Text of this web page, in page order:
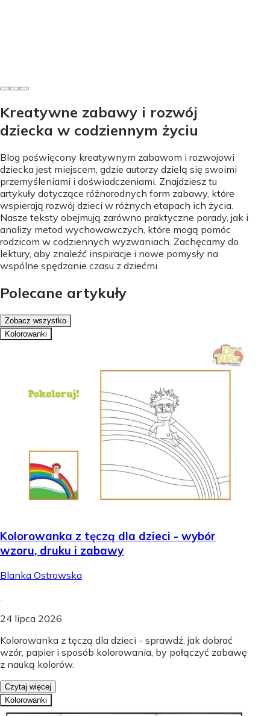
Kreatywne zabawy i rozwój
dziecka w codziennym życiu
Blog poświęcony kreatywnym zabawom i rozwojowi
dziecka jest miejscem, gdzie autorzy dzielą się swoimi
przemyśleniami i doświadczeniami. Znajdziesz tu
artykuły dotyczące różnorodnych form zabawy, które
wspierają rozwój dzieci w różnych etapach ich życia.
Nasze teksty obejmują zarówno praktyczne porady, jak i
analizy metod wychowawczych, które mogą pomóc
rodzicom w codziennych wyzwaniach. Zachęcamy do
lektury, aby znaleźć inspiracje i nowe pomysły na
wspólne spędzanie czasu z dziećmi.
Polecane artykuły
Zobacz wszystko
Kolorowanki
Kolorowanka z tęczą dla dzieci - wybór
wzoru, druku i zabawy
Blanka Ostrowska
24 lipca 2026
Kolorowanka z tęczą dla dzieci - sprawdź, jak dobrać
wzór, papier i sposób kolorowania, by połączyć zabawę
z nauką kolorów.
Czytaj więcej
Kolorowanki